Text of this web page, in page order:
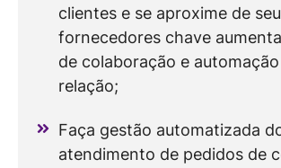
clientes e se aproxime de
fornecedores chave
de colaboração e
relação;
Faça gestão automatizada
atendimento de pedidos de